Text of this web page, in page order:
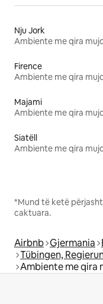
Nju Jork
Ambiente me qira
Firence
Ambiente me qira
Majami
Ambiente me qira
Siatëll
Ambiente me qira
*Mund të ketë
caktuara.
Airbnb Gjermania
Tübingen,
Ambiente me qira